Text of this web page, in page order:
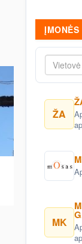
ĮMONĖS
Vietovė
ŽA
MK